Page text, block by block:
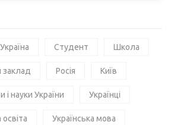
Україна Студент Школа
Росія Київ
і науки України Українці
Українська мова